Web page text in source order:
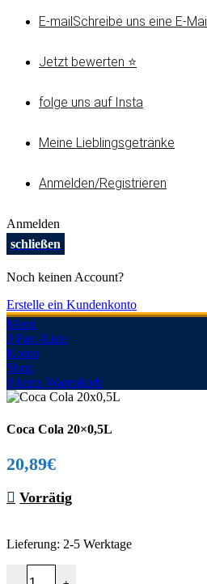
E-mail Schreibe uns eine E-Mail
Jetzt bewerten ⭐
folge uns auf Insta
Meine Lieblingsgetränke
Anmelden/Registrieren
Anmelden
schließen
Noch keinen Account?
Erstelle ein Kundenkonto
Menü
0 Fav.-Liste
Konto
Shop
0 items Warenkorb
Coca Cola 20×0,5L
20,89€
Vorrätig
Lieferung: 2-5 Werktage